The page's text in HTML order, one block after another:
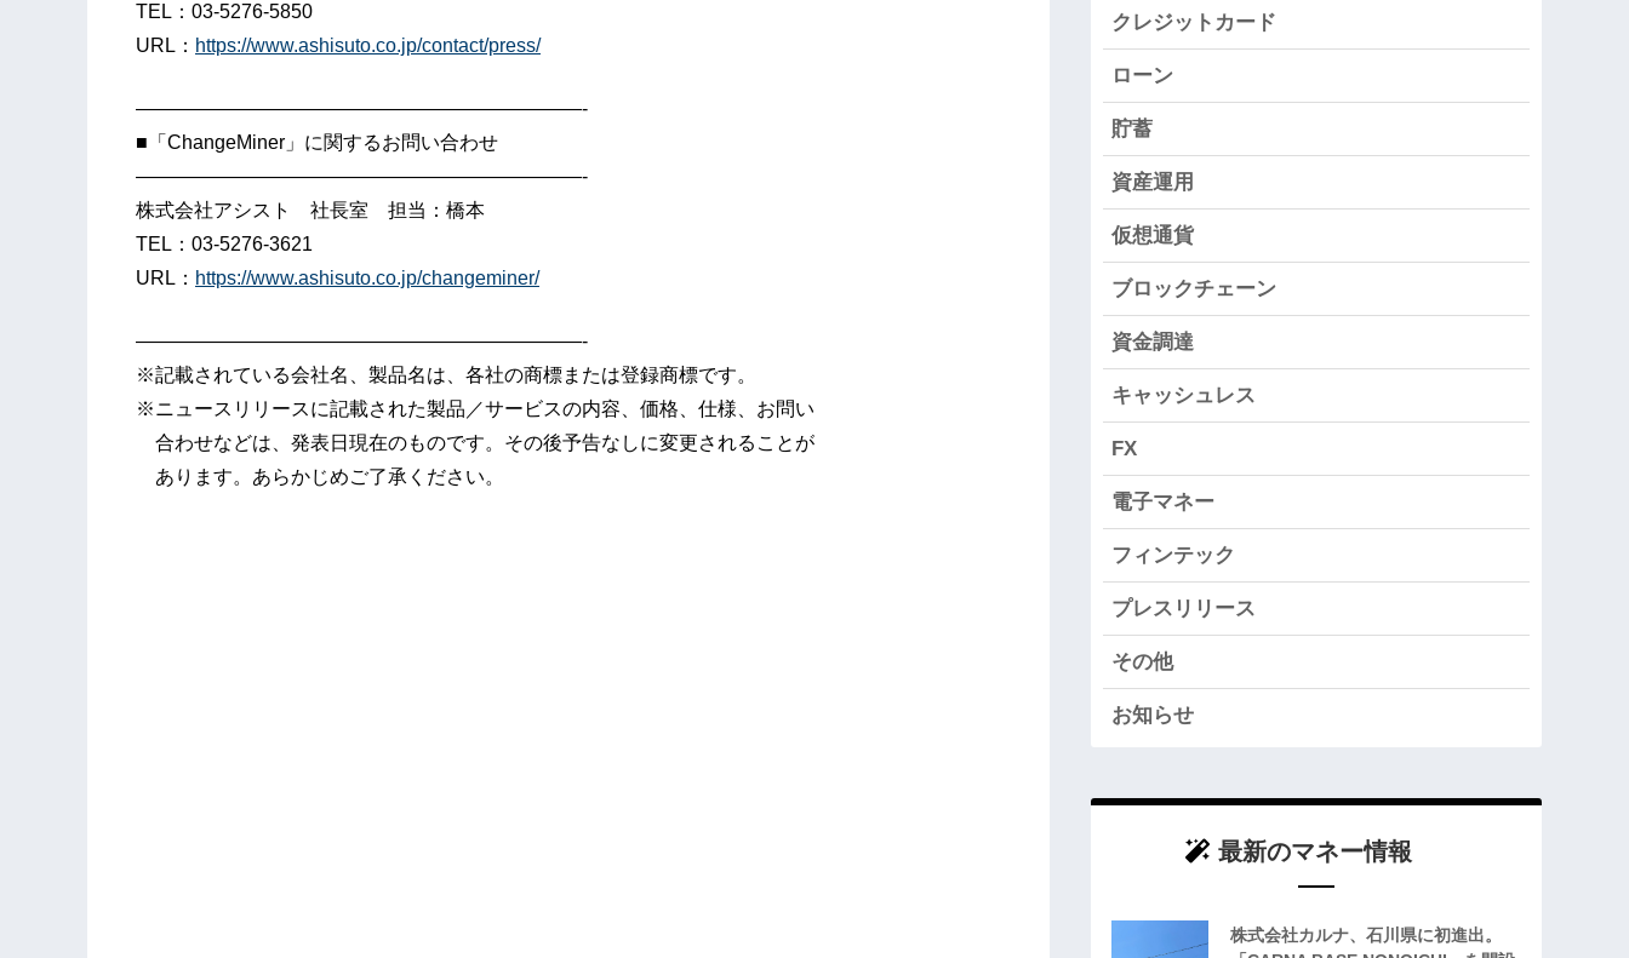
TEL：03-5276-5850
URL： https://www.ashisuto.co.jp/contact/press/
———————————————————————-
■「ChangeMiner」に関するお問い合わせ
———————————————————————-
株式会社アシスト 社長室 担当：橋本
TEL：03-5276-3621
URL： https://www.ashisuto.co.jp/changeminer/
———————————————————————-
※記載されている会社名、製品名は、各社の商標または登録商標です。
※ニュースリリースに記載された製品／サービスの内容、価格、仕様、お問い
合わせなどは、発表日現在のものです。その後予告なしに変更されることが
あります。あらかじめご了承ください。
クレジットカード
ローン
貯蓄
資産運用
仮想通貨
ブロックチェーン
資金調達
キャッシュレス
FX
電子マネー
フィンテック
プレスリリース
その他
お知らせ
最新のマネー情報
株式会社カルナ、石川県に初進出。